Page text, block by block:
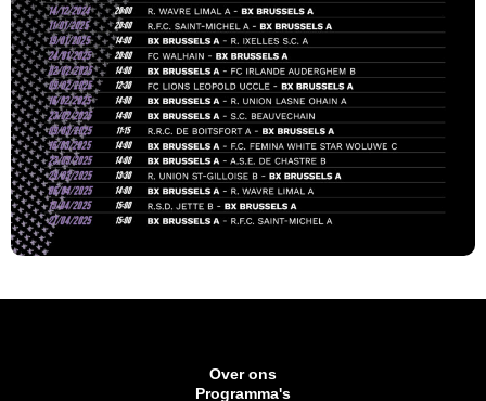
Over ons
Programma's